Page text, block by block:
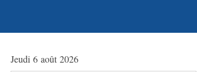
Jeudi 6 août 2026